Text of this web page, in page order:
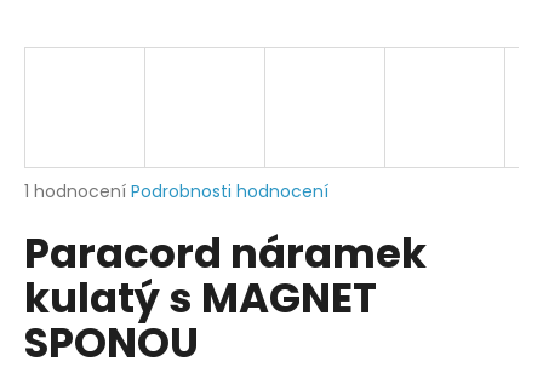
Průměrné
produktu
je
5,0
5
hvězdiček.
1 hodnocení Podrobnosti hodnocení
Paracord náramek
kulatý s MAGNET
SPONOU
j
?
HLEDAT